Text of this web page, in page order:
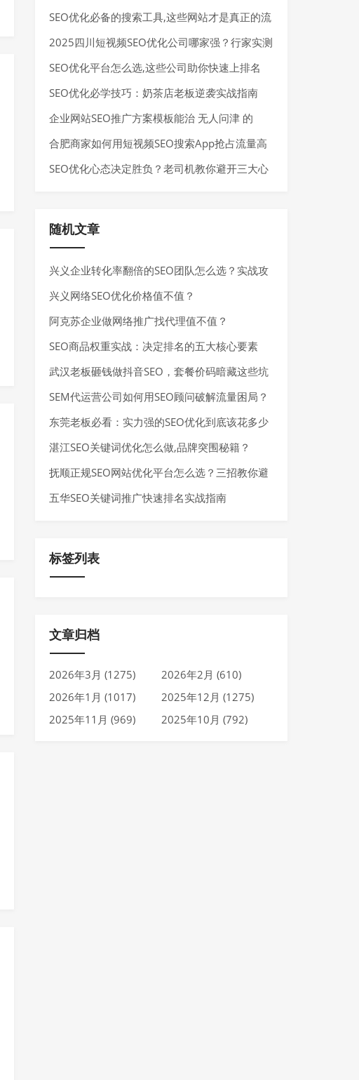
SEO优化必备的搜索工具,这些网站才是真正的流
量金矿
2025四川短视频SEO优化公司哪家强？行家实测
推荐
SEO优化平台怎么选,这些公司助你快速上排名
SEO优化必学技巧：奶茶店老板逆袭实战指南
企业网站SEO推广方案模板能治 无人问津 的
病？
合肥商家如何用短视频SEO搜索App抢占流量高
地？
SEO优化心态决定胜负？老司机教你避开三大心
随机文章
兴义企业转化率翻倍的SEO团队怎么选？实战攻
略揭秘
兴义网络SEO优化价格值不值？
阿克苏企业做网络推广找代理值不值？
SEO商品权重实战：决定排名的五大核心要素
武汉老板砸钱做抖音SEO，套餐价码暗藏这些坑
SEM代运营公司如何用SEO顾问破解流量困局？
东莞老板必看：实力强的SEO优化到底该花多少
钱
湛江SEO关键词优化怎么做,品牌突围秘籍？
抚顺正规SEO网站优化平台怎么选？三招教你避
坑
五华SEO关键词推广快速排名实战指南
标签列表
文章归档
2026年3月 (1275)
2026年2月 (610)
2026年1月 (1017)
2025年12月 (1275)
2025年11月 (969)
2025年10月 (792)